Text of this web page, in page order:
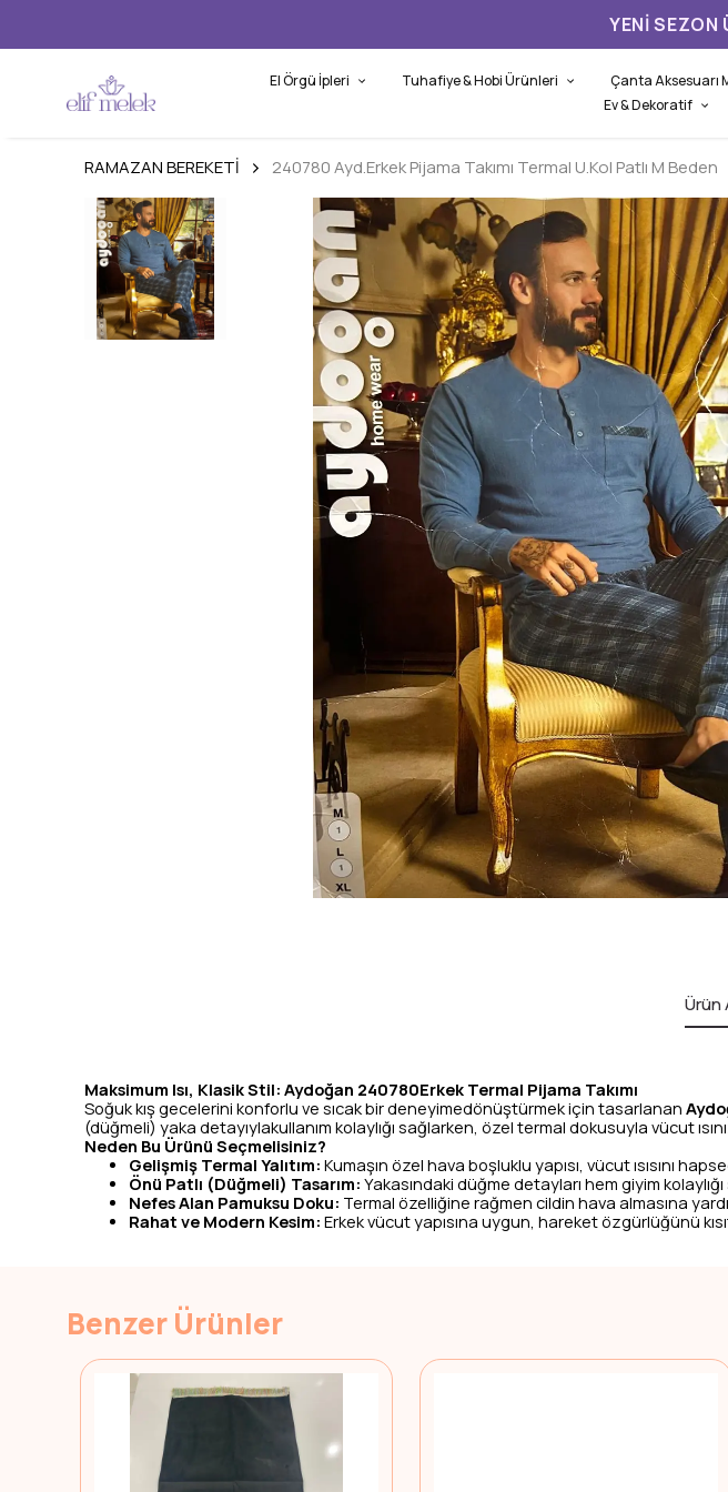
El Örgü İpleri Tuhafiye & Hobi Ürünleri Çanta Aksesuarı
Ev & Dekoratif
RAMAZAN BEREKETİ 240780 Ayd.Erkek Pijama Takımı Termal U.Kol Patlı M Beden
Ürün
Maksimum Isı, Klasik Stil: Aydoğan 240780Erkek Termal Pijama Takımı
Soğuk kış gecelerini konforlu ve sıcak bir deneyimedönüştürmek için tasarlanan
(düğmeli) yaka detayıylakullanım kolaylığı sağlarken, özel termal dokusuyla vücut
Neden Bu Ürünü Seçmelisiniz?
Gelişmiş Termal Yalıtım: Kumaşın özel hava boşluklu yapısı, vücut ısısını
Önü Patlı (Düğmeli) Tasarım: Yakasındaki düğme detayları hem giyim
Nefes Alan Pamuksu Doku: Termal özelliğine rağmen cildin hava almasına
Rahat ve Modern Kesim: Erkek vücut yapısına uygun, hareket özgürlüğünü
Benzer Ürünler